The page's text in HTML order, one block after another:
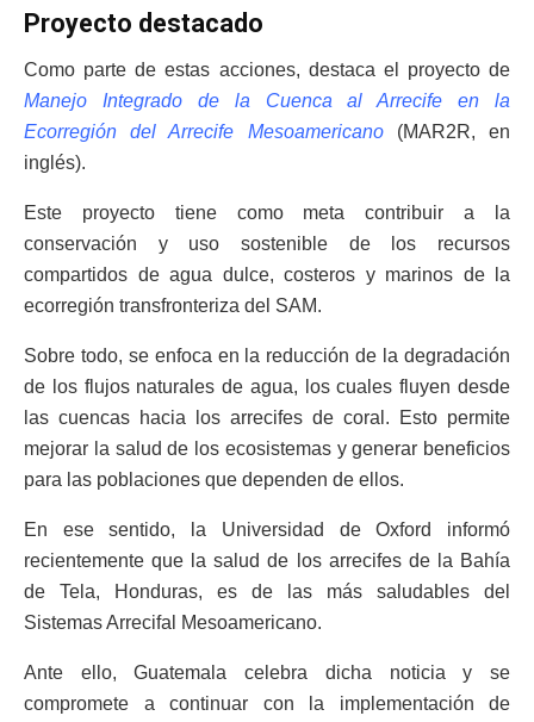
Proyecto destacado
Como parte de estas acciones, destaca el proyecto de
Manejo Integrado de la Cuenca al Arrecife en la
Ecorregión del Arrecife Mesoamericano
(MAR2R, en
inglés).
Este proyecto tiene como meta contribuir a la
conservación y uso sostenible de los recursos
compartidos de agua dulce, costeros y marinos de la
ecorregión transfronteriza del SAM.
Sobre todo, se enfoca en la reducción de la degradación
de los flujos naturales de agua, los cuales fluyen desde
las cuencas hacia los arrecifes de coral. Esto permite
mejorar la salud de los ecosistemas y generar beneficios
para las poblaciones que dependen de ellos.
En ese sentido, la Universidad de Oxford informó
recientemente que la salud de los arrecifes de la Bahía
de Tela, Honduras, es de las más saludables del
Sistemas Arrecifal Mesoamericano.
Ante ello, Guatemala celebra dicha noticia y se
compromete a continuar con la implementación de